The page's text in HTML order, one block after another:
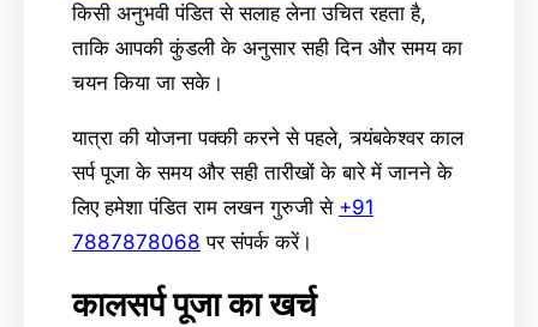
किसी अनुभवी पंडित से सलाह लेना उचित रहता है,
ताकि आपकी कुंडली के अनुसार सही दिन और समय का
चयन किया जा सके।
यात्रा की योजना पक्की करने से पहले, त्र्यंबकेश्वर काल
सर्प पूजा के समय और सही तारीखों के बारे में जानने के
लिए हमेशा पंडित राम लखन गुरुजी से +91
7887878068 पर संपर्क करें।
कालसर्प पूजा का खर्च